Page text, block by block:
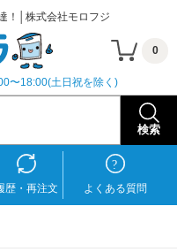
！│株式会社モロフジ
0
〜18:00(土日祝を除く)
歴・再注文 よくある質問